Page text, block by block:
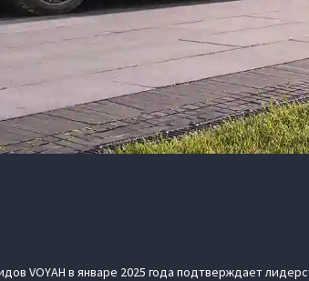
VOYAH в январе 2025 года подтверждает